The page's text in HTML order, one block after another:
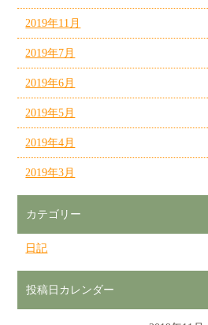
2019年11月
2019年7月
2019年6月
2019年5月
2019年4月
2019年3月
カテゴリー
日記
投稿日カレンダー